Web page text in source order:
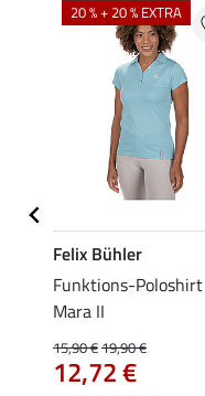
20 % + 20 % EXTRA
Felix Bühler
Funktions-Poloshirt
Mara II
15,90 €19,90 €
12,72 €